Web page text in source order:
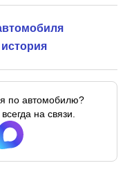
по автомобилю?
на связи.